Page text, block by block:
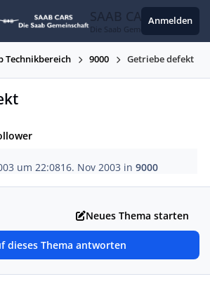
SAAB CARS
Die Saab Gemeinschaft
Anmelden
Technikbereich 9000 Getriebe defekt
um 22:0816. Nov 2003 in9000
Neues Thema starten
dieses Thema antworten